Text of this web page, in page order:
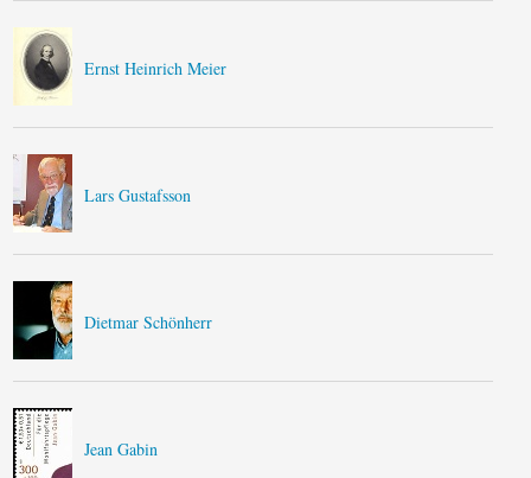
Ernst Heinrich Meier
Lars Gustafsson
Dietmar Schönherr
Jean Gabin